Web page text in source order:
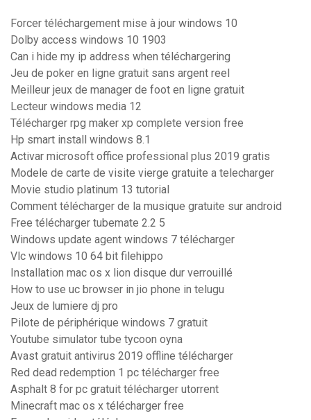
Forcer téléchargement mise à jour windows 10
Dolby access windows 10 1903
Can i hide my ip address when téléchargering
Jeu de poker en ligne gratuit sans argent reel
Meilleur jeux de manager de foot en ligne gratuit
Lecteur windows media 12
Télécharger rpg maker xp complete version free
Hp smart install windows 8.1
Activar microsoft office professional plus 2019 gratis
Modele de carte de visite vierge gratuite a telecharger
Movie studio platinum 13 tutorial
Comment télécharger de la musique gratuite sur android
Free télécharger tubemate 2.2 5
Windows update agent windows 7 télécharger
Vlc windows 10 64 bit filehippo
Installation mac os x lion disque dur verrouillé
How to use uc browser in jio phone in telugu
Jeux de lumiere dj pro
Pilote de périphérique windows 7 gratuit
Youtube simulator tube tycoon oyna
Avast gratuit antivirus 2019 offline télécharger
Red dead redemption 1 pc télécharger free
Asphalt 8 for pc gratuit télécharger utorrent
Minecraft mac os x télécharger free